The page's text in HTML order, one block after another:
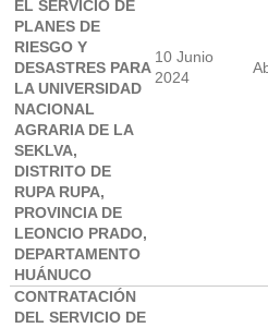
EL SERVICIO DE
PLANES DE
RIESGO Y
DESASTRES PARA
LA UNIVERSIDAD
NACIONAL
AGRARIA DE LA
SEKLVA,
DISTRITO DE
RUPA RUPA,
PROVINCIA DE
LEONCIO PRADO,
DEPARTAMENTO
HUÁNUCO
10 Junio
2024
CONTRATACIÓN
DEL SERVICIO DE